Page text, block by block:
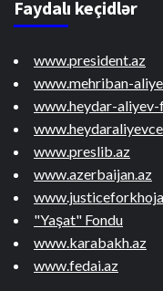
Faydalı keçidlər
www.president.az
www.mehriban-
www.heydar-
www.preslib.az
www.azerbaijan.az
"Yaşat" Fondu
www.karabakh.az
www.fedai.az